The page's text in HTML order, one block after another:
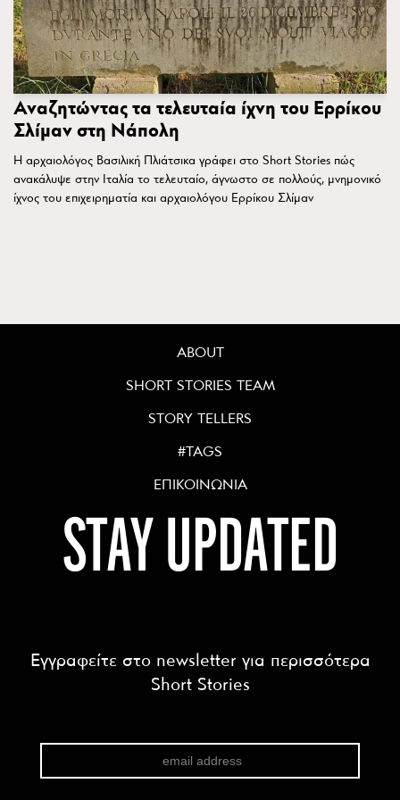
Αναζητώντας τα τελευταία ίχνη του Ερρίκου
Σλίμαν στη Νάπολη
Η αρχαιολόγος Βασιλική Πλιάτσικα γράφει στο Short Stories πώς
ανακάλυψε στην Ιταλία το τελευταίο, άγνωστο σε πολλούς, μνημονικό
ίχνος του επιχειρηματία και αρχαιολόγου Ερρίκου Σλίμαν
ABOUT
SHORT STORIES TEAM
STORY TELLERS
#TAGS
ΕΠΙΚΟΙΝΩΝΙΑ
STAY UPDATED
Εγγραφείτε στο newsletter για περισσότερα
Short Stories